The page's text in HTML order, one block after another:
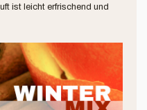
ist leicht erfrischend und